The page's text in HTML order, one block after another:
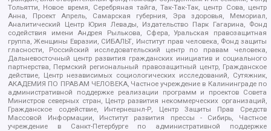
Тольятти, Новое время, Серебряная тайга, Так-Так-Так, центр Сова, центр
Анна, Проект Апрель, Самарская губерния, Эра здоровья, Мемориал,
Аналитический Центр Юрия Левады, Издательство Парк Гагарина, Фонд
содействия имени Андрея Рылькова, Сфера, Уральская правозащитная
группа, Женщины Евразии, СИБАЛЬТ, Институт прав человека, Фонд защиты
гласности, Российский исследовательский центр по правам человека,
Дальневосточный центр развития гражданских инициатив и социального
партнерства, Пермский региональный правозащитный центр, Гражданское
действие, Центр независимых социологических исследований, Сутяжник,
АКАДЕМИЯ ПО ПРАВАМ ЧЕЛОВЕКА, Частное учреждение в Калининграде по
административной поддержке реализации программ и проектов Совета
Министров северных стран, Центр развития некоммерческих организаций,
Гражданское содействие, Интернешнл-Р, Центр Защиты Прав Средств
Массовой Информации, Институт развития прессы - Сибирь, Частное
учреждение в Санкт-Петербурге по административной поддержке